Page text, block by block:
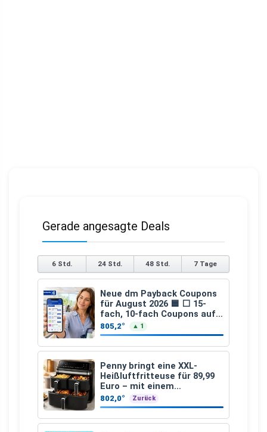
Gerade angesagte Deals
6 Std. 24 Std. 48 Std. 7 Tage
Neue dm Payback Coupons
für August 2026 🟦 ⬜ 15-
fach, 10-fach Coupons auf
den gesamten Einkauf ab 2
€
805,2° ▲ 1
Penny bringt eine XXL-
Heißluftfritteuse für 89,99
Euro – mit einem
besonderen Vorteil
802,0° Zurück